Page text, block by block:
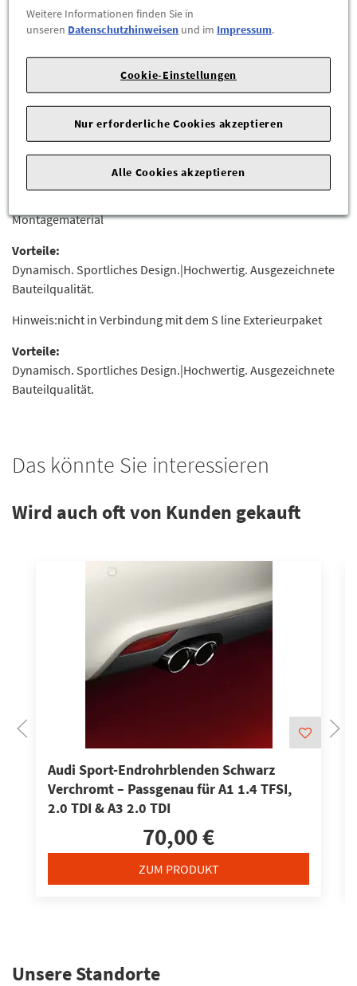
Herstellerangaben:AUDI AG |Auto-Union-Str. 1 |
Ingolstadt |
Erfüllt die Ansprüche, die in punkto Sportlichkeit und
Aerodynamik von Ihrem Audi erwartet werden dürfen.
Der Diffusoreinsatz für den Stoßfänger fügt sich gekonnt in
Optik.Grundiert.Lieferumfang:- Heckdiffusor mit Blade,
Montagematerial
Vorteile:
Dynamisch. Sportliches Design.|Hochwertig. Ausgezeichnete
Bauteilqualität.
Hinweis:nicht in Verbindung mit dem S line Exterieurpaket
Vorteile:
Dynamisch. Sportliches Design.|Hochwertig. Ausgezeichnete
Bauteilqualität.
Das könnte Sie interessieren
Wird auch oft von Kunden gekauft
Audi Sport-Endrohrblenden Schwarz
Verchromt – Passgenau für A1 1.4 TFSI,
2.0 TDI & A3 2.0 TDI
70,00 €
ZUM PRODUKT
Unsere Standorte
Weitere Informationen finden Sie in
unseren Datenschutzhinweisen und im Impressum.
Cookie-Einstellungen
Nur erforderliche Cookies akzeptieren
Alle Cookies akzeptieren